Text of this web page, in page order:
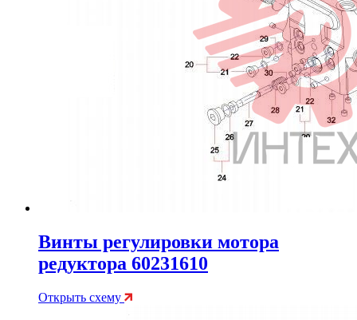
Винты регулировки мотора
редуктора 60231610
Открыть схему